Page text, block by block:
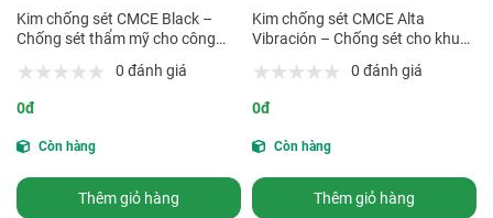
Kim chống sét CMCE Black –
Chống sét thẩm mỹ cho công
0 đánh giá
0đ
Còn hàng
Thêm giỏ hàng
Kim chống sét CMCE Alta
Vibración – Chống sét cho khu
0 đánh giá
0đ
Còn hàng
Thêm giỏ hàng